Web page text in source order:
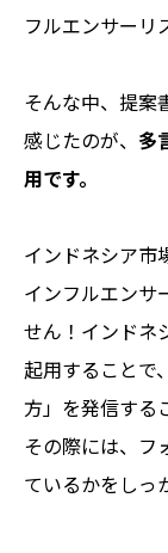
フルエンサーリ
そんな中、提案
感じたのが、 多
用です。
インドネシア市
インフルエンサ
せん！インドネ
起用することで
方」を発信する
その際には、フ
ているかをしっ